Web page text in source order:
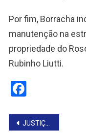
Por fim, Borracha
manutenção na
propriedade do
Rubinho Liutti.
Facebook
Navegação
JUSTIÇA DETERMINA AFASTAMENTO DO PREFEITO DE OURINHOS